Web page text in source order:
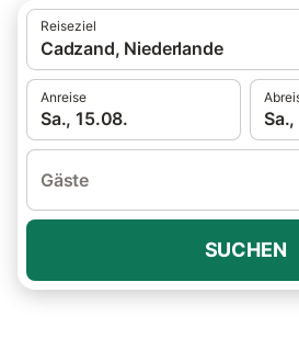
Reiseziel
Cadzand, Niederlande
Anreise
Sa., 15.08.
Gäste
SUCHEN